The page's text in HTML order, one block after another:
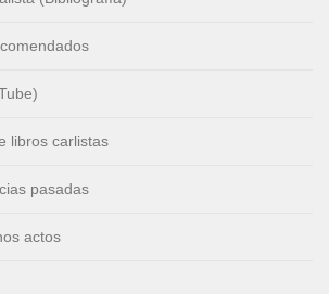
libros carlistas
pasadas
actos